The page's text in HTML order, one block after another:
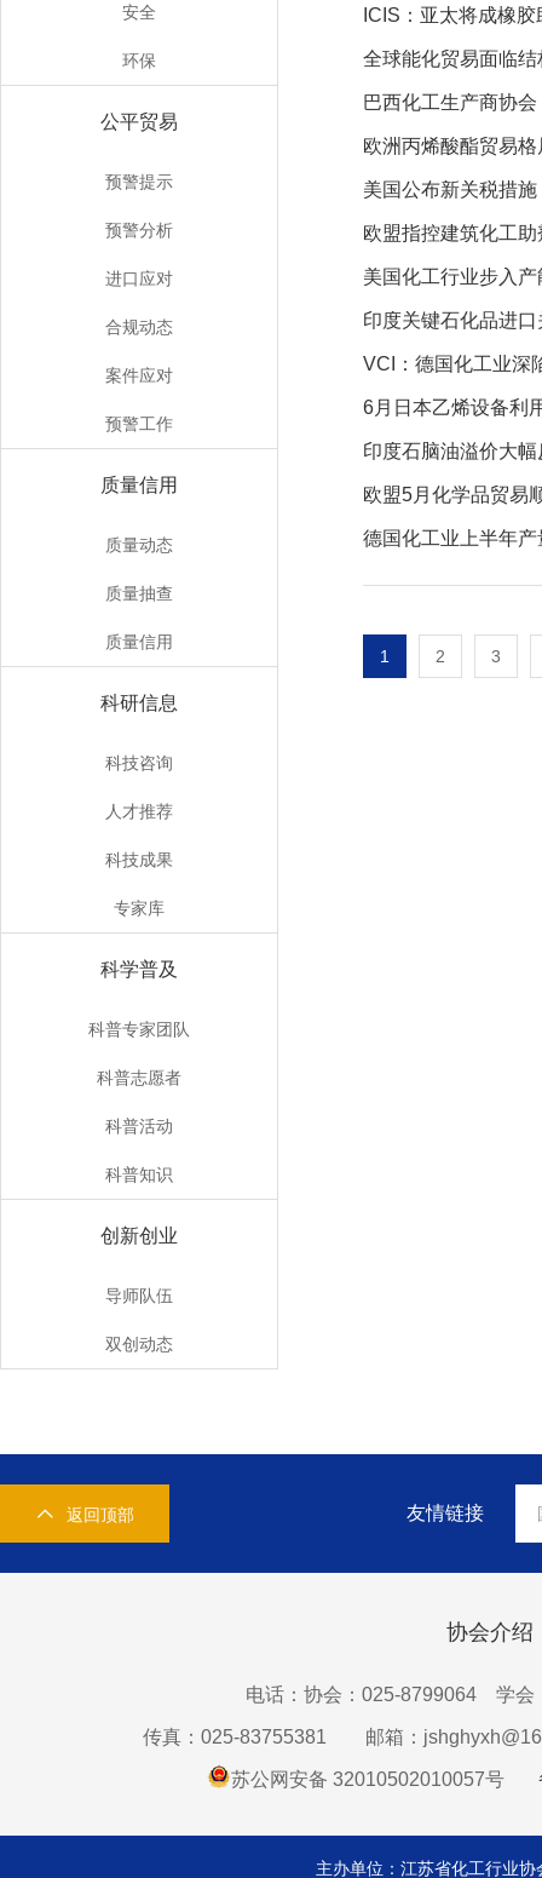
安全
环保
公平贸易
预警提示
预警分析
进口应对
合规动态
案件应对
预警工作
质量信用
质量动态
质量抽查
质量信用
科研信息
科技咨询
人才推荐
科技成果
专家库
科学普及
科普专家团队
科普志愿者
科普活动
科普知识
创新创业
导师队伍
双创动态
ICIS：亚太将成橡
全球能化贸易面临结
巴西化工生产商协
欧洲丙烯酸酯贸易
美国公布新关税措
欧盟指控建筑化工
美国化工行业步入
印度关键石化品进
VCI：德国化工业深
6月日本乙烯设备利
印度石脑油溢价大幅
欧盟5月化学品贸易
德国化工业上半年
1 2 3
返回顶部 友情链接
协会介绍
电话：协会：025-8799064 学会
传真：025-83755381 邮箱：
苏公网安备 32010502010057号
主办单位：江苏省化工行业